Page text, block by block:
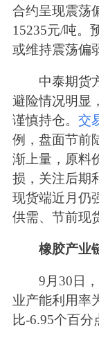
合约呈现震荡
15235元/吨。
或维持震荡偏
中泰期货
避险情况明显
谨慎持仓。 交
例，盘面节前
渐上量，原料
损，关注后期
现货端近月仍
供需、节前现
橡胶产业
9月30日
业产能利用率
比-6.95个百分